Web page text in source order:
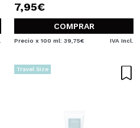
7,95€
COMPRAR
Precio x 100 ml: 39,75€ IVA Incl.
Travel Size